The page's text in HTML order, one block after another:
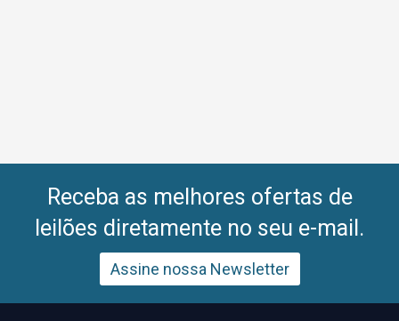
Receba as melhores ofertas de
leilões diretamente no seu e-mail.
Assine nossa Newsletter